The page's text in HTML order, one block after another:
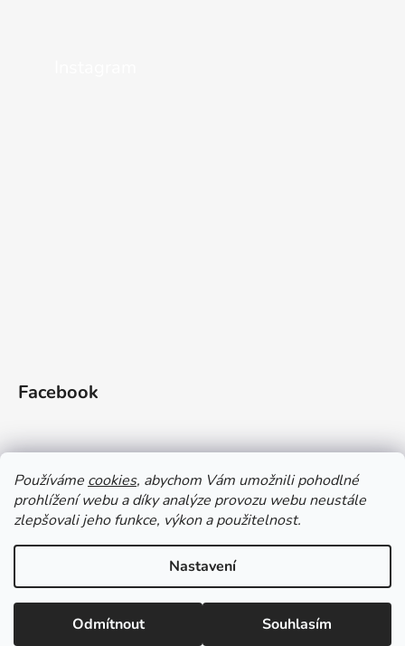
Používáme cookies, abychom Vám umožnili pohodlné
prohlížení webu a díky analýze provozu webu neustále
zlepšovali jeho funkce, výkon a použitelnost.
Nastavení
Odmítnout Souhlasím
Facebook
Doprava a platba Vrácení zboží Obchodní podmínky
Zásady ochrany OÚ a GDPR Magazín Kontakty
Vytvořil Shoptet
Copyright 2026Gleid shop
. Všechna práva vyhrazena.